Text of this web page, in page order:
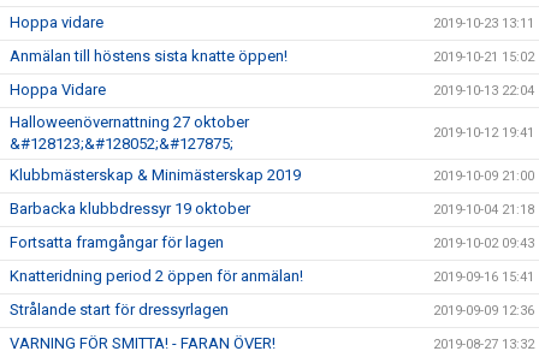
Hoppa vidare 2019-10-23 13:11
Anmälan till höstens sista knatte öppen! 2019-10-21 15:02
Hoppa Vidare 2019-10-13 22:04
Halloweenövernattning 27 oktober
&#128123;&#128052;&#127875;
2019-10-12 19:41
Klubbmästerskap & Minimästerskap 2019 2019-10-09 21:00
Barbacka klubbdressyr 19 oktober 2019-10-04 21:18
Fortsatta framgångar för lagen 2019-10-02 09:43
Knatteridning period 2 öppen för anmälan! 2019-09-16 15:41
Strålande start för dressyrlagen 2019-09-09 12:36
VARNING FÖR SMITTA! - FARAN ÖVER! 2019-08-27 13:32